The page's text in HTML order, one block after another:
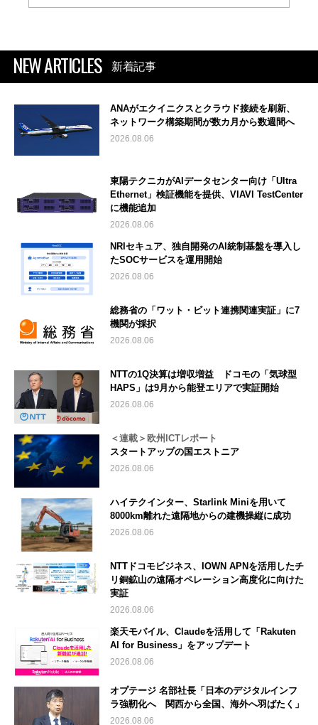
NEW ARTICLES 新着記事
ANAがエクイニクスとクラウド接続を刷新、
ネットワーク構築期間が数カ月から数週間へ
2026.08.06
東陽テクニカがAIデータセンター向け「Ultra
Ethernet」検証機能を提供、VIAVI TestCenter
に機能追加
2026.08.06
NRIセキュア、独自開発のAI統制基盤を導入し
たSOCサービスを運用開始
2026.08.06
総務省の「ワット・ビット連携関連実証」に7
機関が採択
2026.08.06
NTTの1Q決算は増収増益 ドコモの「気球型
HAPS」は9月から能登エリアで実証開始
2026.08.06
＜連載＞欧州ICTレポート
スタートアップの国エストニア
2026.08.06
ハイテクインター、Starlink Miniを用いて
8000km離れた遠隔地からの建機操縦に成功
2026.08.06
NTTドコモビジネス、IOWN APNを活用したチ
リ銅鉱山の遠隔オペレーション高度化に向けた
実証
2026.08.06
楽天モバイル、Claudeを活用して「Rakuten
AI for Business」をアップデート
2026.08.06
オプテージ 名部社長「日本のデジタルインフ
ラ強靭化へ 関西から全国、海外へ羽ばたく」
2026.08.06